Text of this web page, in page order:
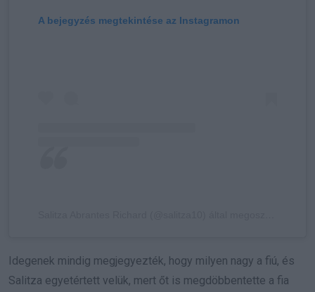
A bejegyzés megtekintése az Instagramon
Idegenek mindig megjegyezték, hogy milyen nagy a fiú, és
Salitza egyetértett velük, mert őt is megdöbbentette a fia